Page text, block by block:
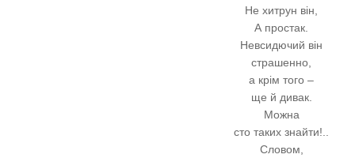
Не хитрун він,
А простак.
Невсидючий він
страшенно,
а крім того –
ще й дивак.
Можна
сто таких знайти!..
Словом,